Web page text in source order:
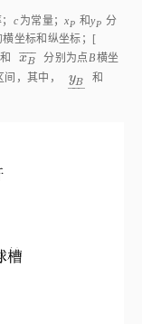
c 为常量；xP 和yP 分
横坐标和纵坐标；[
和 x B
¯ ¯
¯¯
xB¯ 分别为点B横坐
，其中， yB
––
–
yB
和